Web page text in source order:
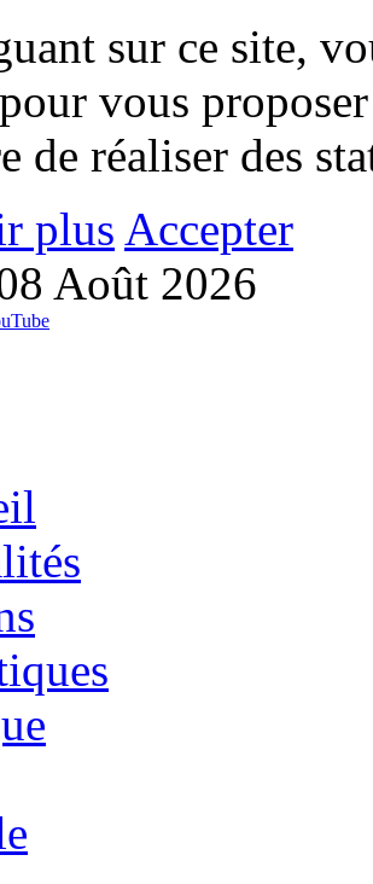
sur ce site,
vous
de réaliser des
plus Accepter
Août 2026